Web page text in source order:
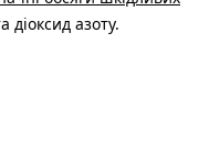
діоксид азоту.